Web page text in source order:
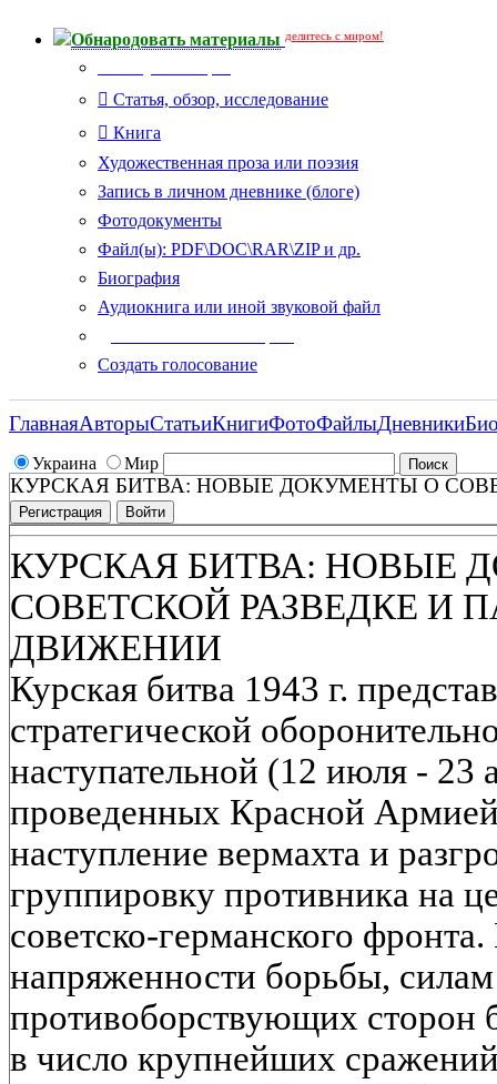
Обнародовать материалы делитесь с миром!
Статья, обзор, исследование
Книга
Художественная проза или поэзия
Запись в личном дневнике (блоге)
Фотодокументы
Файл(ы): PDF\DOC\RAR\ZIP и др.
Биография
Аудиокнига или иной звуковой файл
Создать голосование
Украина Мир
ГлавнаяАвторыСтатьиКнигиФотоФайлыДневники
КУРСКАЯ БИТВА: НОВЫЕ ДОКУМЕНТЫ О
Регистрация Войти
КУРСКАЯ БИТВА: НОВЫЕ
СОВЕТСКОЙ РАЗВЕДКЕ И
ДВИЖЕНИИ
Курская битва 1943 г.
стратегической
наступательной (12 июля - 23
проведенных Красной
наступление вермахта и
группировку противника на
советско-германского
напряженности борьбы,
противоборствующих сторон
в число крупнейших